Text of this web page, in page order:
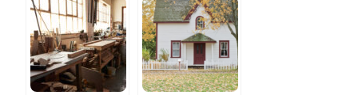
chaleur air-air
?
de placo ?